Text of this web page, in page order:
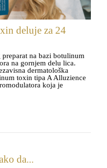
deluje za 24
na bazi botulinum
na gornjem delu lica.
dermatološka
toxin tipa A Alluzience
koja je
da...